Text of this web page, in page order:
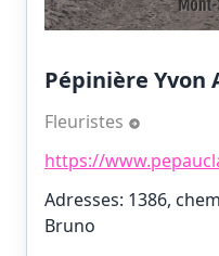
Pépinière Yvon
Fleuristes
https://
Adresses: 1386,
Bruno